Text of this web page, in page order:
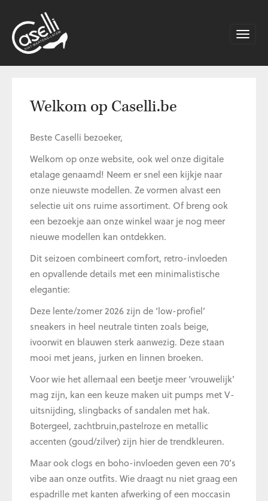
Toggle
Welkom op Caselli.be
Beste Caselli bezoeker,
Welkom op onze website, ook wel onze digitale
etalage genaamd! Neem er snel een kijkje naar
onze nieuwste modellen. Ze vormen alvast een
selectie uit ons ruime assortiment. Of breng ook
een bezoekje aan onze winkel waar je nog meer
nieuwe modellen kan ontdekken.
Dit seizoen combineert comfort, retro-invloeden
en opvallende details met een minimalistische
elegantie:
Deze lente/zomer 2026 zijn de ‘low-profiel’
sneakers in heel neutrale tinten zoals beige,
ivoorwit en blauwen sterk aanwezig. Deze staan
mooi met jeans, jurken en linnen broeken.
Voor wie het allemaal een beetje meer ‘vrouwelijk’
mag zijn, kan een keuze maken uit pumps met V-
uitsnijding, slingbacks of sandalen met hak.
Botergeel, zachtbruin,pastelroze en metallic
accenten (goud/zilver) zijn hier de trendkleuren.
Maar ook clogs en boho-invloeden geven een 70’s
vibe aan onze outfits. Wie draagt nu niet graag een
espadrille met kanten afwerking of een moccasin